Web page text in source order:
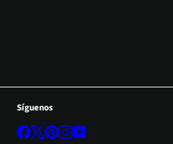
Síguenos
Facebook
X PinterestInstagram
YouTube